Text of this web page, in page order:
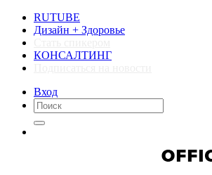
RUTUBE
Дизайн + Здоровье
КОНСАЛТИНГ
Вход